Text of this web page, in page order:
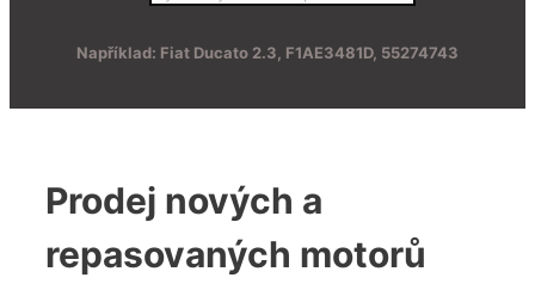
Například: Fiat Ducato 2.3, F1AE3481D, 55274743
Prodej nových a
repasovaných motorů